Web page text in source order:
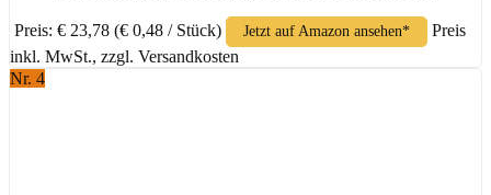
Preis: € 23,78 (€ 0,48 / Stück) Jetzt auf Amazon ansehen*
Preis
inkl. MwSt., zzgl. Versandkosten
Nr. 4